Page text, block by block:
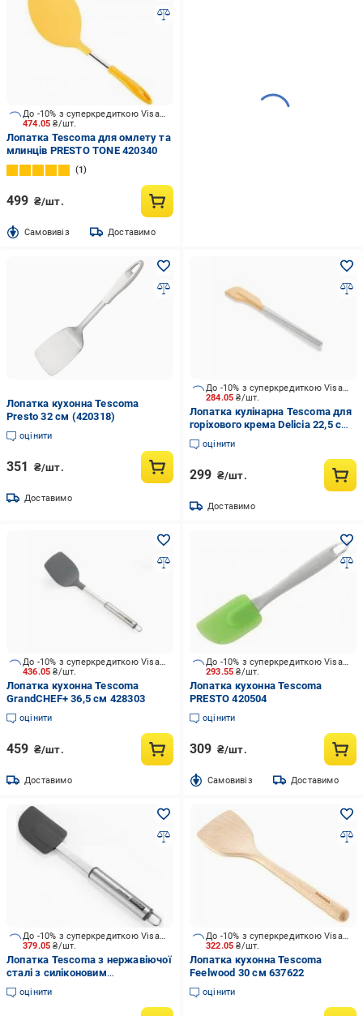
474.05₴/шт.
До -10% з суперкредиткою Visa Вигода
Лопатка Tescoma для омлету та
млинців PRESTO TONE 420340
1
499 ₴/шт.
Cамовивіз Доставимо
Лопатка кухонна Tescoma
Presto 32 см (420318)
оцінити
351 ₴/шт.
Доставимо
284.05₴/шт.
До -10% з суперкредиткою Visa Вигода
Лопатка кулінарна Tescoma для
горіхового крема Delicia 22,5 см
630055
оцінити
299 ₴/шт.
Доставимо
436.05₴/шт.
До -10% з суперкредиткою Visa Вигода
Лопатка кухонна Tescoma
GrandCHEF+ 36,5 см 428303
оцінити
459 ₴/шт.
Доставимо
293.55₴/шт.
До -10% з суперкредиткою Visa Вигода
Лопатка кухонна Tescoma
PRESTO 420504
оцінити
309 ₴/шт.
Cамовивіз Доставимо
379.05₴/шт.
До -10% з суперкредиткою Visa Вигода
Лопатка Tescoma з нержавіючої
сталі з силіконовим
наконечником GrandCHEF
428294
оцінити
322.05₴/шт.
До -10% з суперкредиткою Visa Вигода
Лопатка кухонна Tescoma
Feelwood 30 см 637622
оцінити